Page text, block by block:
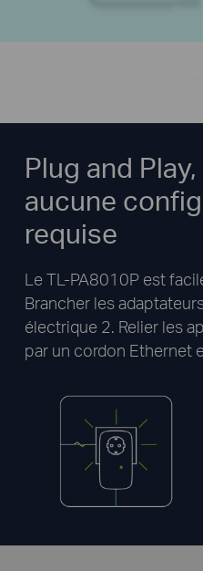
Plug and Play,
aucune
requise
Le TL-PA8010P est
Brancher les
électrique 2. Relier les
par un cordon Ethernet